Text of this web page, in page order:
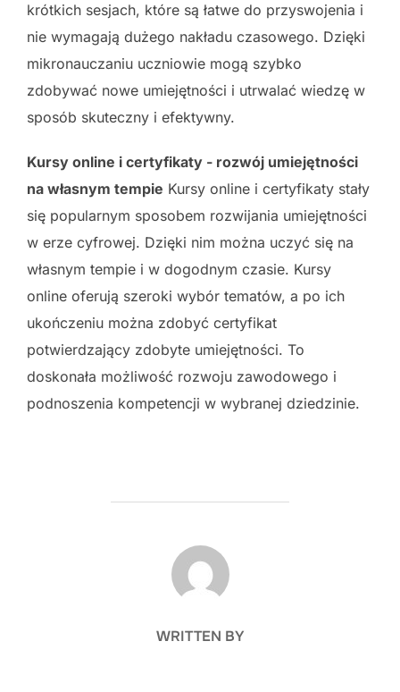
krótkich sesjach, które są łatwe do przyswojenia i
nie wymagają dużego nakładu czasowego. Dzięki
mikronauczaniu uczniowie mogą szybko
zdobywać nowe umiejętności i utrwalać wiedzę w
sposób skuteczny i efektywny.
Kursy online i certyfikaty - rozwój umiejętności
na własnym tempie Kursy online i certyfikaty stały
się popularnym sposobem rozwijania umiejętności
w erze cyfrowej. Dzięki nim można uczyć się na
własnym tempie i w dogodnym czasie. Kursy
online oferują szeroki wybór tematów, a po ich
ukończeniu można zdobyć certyfikat
potwierdzający zdobyte umiejętności. To
doskonała możliwość rozwoju zawodowego i
podnoszenia kompetencji w wybranej dziedzinie.
POST AUTHOR
WRITTEN BY